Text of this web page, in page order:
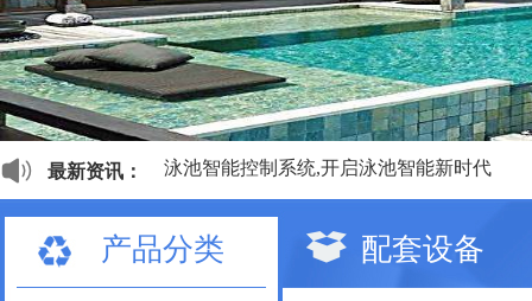
最新资讯：
泳池智能控制系统,开启泳池智能新时代
私家泳池新定义
工程做的这么漂亮，甲方如何不爱？
产品分类 配套设备